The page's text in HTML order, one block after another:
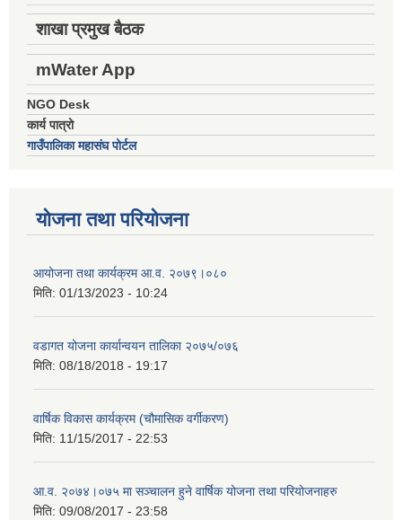
शाखा प्रमुख बैठक
mWater App
NGO Desk
कार्य पात्रो
गाउँपालिका महासंघ पोर्टल
योजना तथा परियोजना
आयोजना तथा कार्यक्रम आ.व. २०७९।०८०
मिति: 01/13/2023 - 10:24
वडागत योजना कार्यान्वयन तालिका २०७५/०७६
मिति: 08/18/2018 - 19:17
वार्षिक विकास कार्यक्रम (चौमासिक वर्गीकरण)
मिति: 11/15/2017 - 22:53
आ.व. २०७४।०७५ मा सञ्चालन हुने वार्षिक योजना तथा परियोजनाहरु
मिति: 09/08/2017 - 23:58